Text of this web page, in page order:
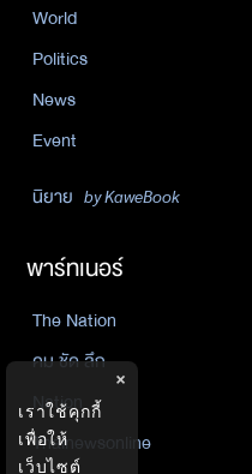
World
Politics
News
Event
นิยาย by KaweBook
พาร์ทเนอร์
The Nation
คม ชัด ลึก
Nation
Thainewsonline
×
เราใช้คุกกี้
เพื่อให้
เว็บไซต์